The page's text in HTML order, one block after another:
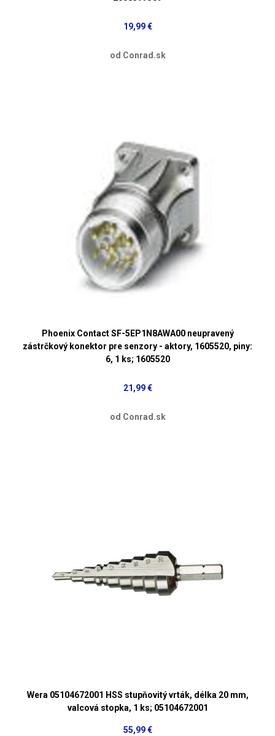
19,99 €
od Conrad.sk
Phoenix Contact SF-5EP1N8AWA00 neupravený
zástrčkový konektor pre senzory - aktory, 1605520, piny:
6, 1 ks; 1605520
21,99 €
od Conrad.sk
Wera 05104672001 HSS stupňovitý vrták, délka 20 mm,
valcová stopka, 1 ks; 05104672001
55,99 €